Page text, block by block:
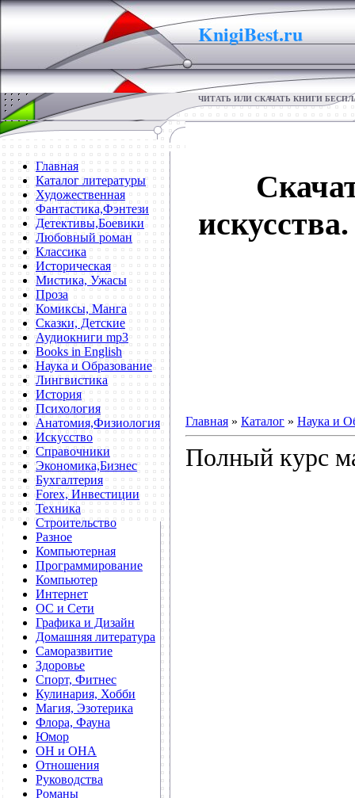
KnigiBest.ru
ЧИТАТЬ ИЛИ СКАЧАТЬ КНИГИ
Главная
Каталог литературы
Художественная
Фантастика,Фэнтези
Детективы,Боевики
Любовный роман
Классика
Историческая
Мистика, Ужасы
Проза
Комиксы, Манга
Сказки, Детские
Аудиокниги mp3
Books in English
Наука и Образование
Лингвистика
История
Психология
Анатомия,Физиология
Искусство
Справочники
Экономика,Бизнес
Бухгалтерия
Forex, Инвестиции
Техника
Строительство
Разное
Компьютерная
Программирование
Компьютер
Интернет
ОС и Сети
Графика и Дизайн
Домашняя литература
Саморазвитие
Здоровье
Спорт, Фитнес
Кулинария, Хобби
Магия, Эзотерика
Флора, Фауна
Юмор
ОН и ОНА
Отношения
Руководства
Романы
Главная » Каталог » Наука и
Полный курс